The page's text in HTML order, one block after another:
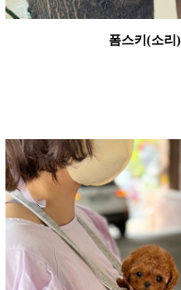
폼스키(소리)